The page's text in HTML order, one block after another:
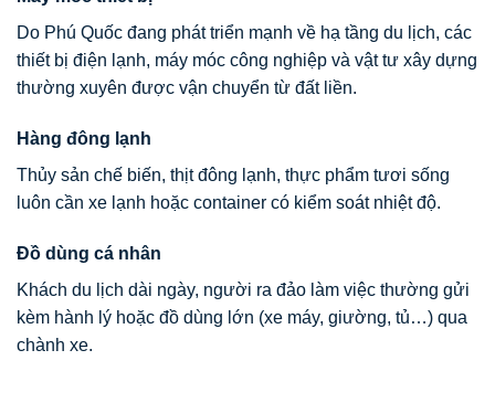
Do Phú Quốc đang phát triển mạnh về hạ tầng du lịch, các
thiết bị điện lạnh, máy móc công nghiệp và vật tư xây dựng
thường xuyên được vận chuyển từ đất liền.
Hàng đông lạnh
Thủy sản chế biến, thịt đông lạnh, thực phẩm tươi sống
luôn cần xe lạnh hoặc container có kiểm soát nhiệt độ.
Đồ dùng cá nhân
Khách du lịch dài ngày, người ra đảo làm việc thường gửi
kèm hành lý hoặc đồ dùng lớn (xe máy, giường, tủ…) qua
chành xe.